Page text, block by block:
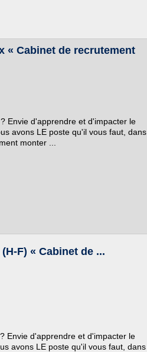
« Cabinet de recrutement
Envie d'apprendre et d'impacter le
avons LE poste qu'il vous faut, dans
monter ...
F) « Cabinet de ...
Envie d'apprendre et d'impacter le
avons LE poste qu'il vous faut, dans